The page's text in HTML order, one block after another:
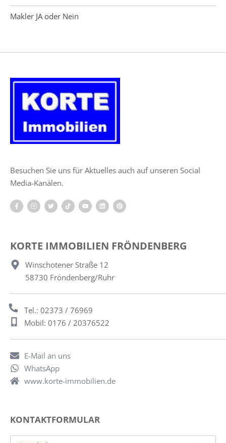
Makler JA oder Nein
Besuchen Sie uns für Aktuelles auch auf unseren Social
Media-Kanälen.
KORTE IMMOBILIEN FRÖNDENBERG
Winschotener Straße 12
58730 Fröndenberg/Ruhr
Tel.: 02373 / 76969
Mobil: 0176 / 20376522
E-Mail an uns
WhatsApp
www.korte-immobilien.de
KONTAKTFORMULAR